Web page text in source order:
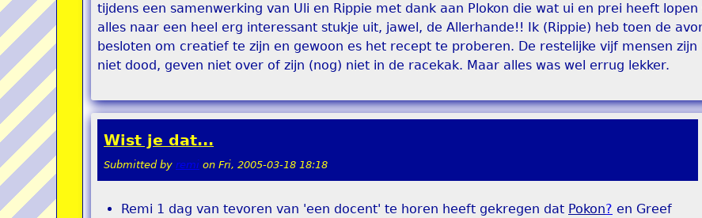
tijdens een samenwerking van Uli en Rippie met dank aan Plokon die wat ui en prei heeft lopen
alles naar een heel erg interessant stukje uit, jawel, de Allerhande!! Ik (Rippie) heb toen de
besloten om creatief te zijn en gewoon es het recept te proberen. De restelijke vijf mensen zijn
niet dood, geven niet over of zijn (nog) niet in de racekak. Maar alles was wel errug lekker.
Wist je dat...
Submitted by remi on Fri, 2005-03-18 18:18
Remi 1 dag van tevoren van 'een docent' te horen heeft gekregen dat Pokon? en Greef